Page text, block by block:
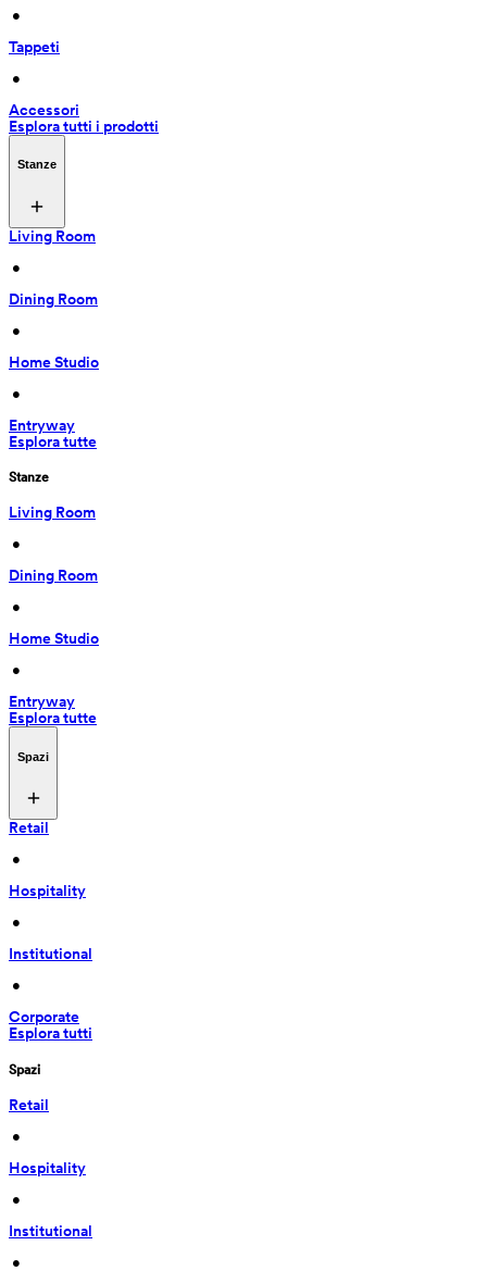
•
Tappeti
•
Accessori
Esplora tutti i prodotti
Stanze
Living Room
•
Dining Room
•
Home Studio
•
Entryway
Esplora tutte
Stanze
Living Room
•
Dining Room
•
Home Studio
•
Entryway
Esplora tutte
Spazi
Retail
•
Hospitality
•
Institutional
•
Corporate
Esplora tutti
Spazi
Retail
•
Hospitality
•
Institutional
•